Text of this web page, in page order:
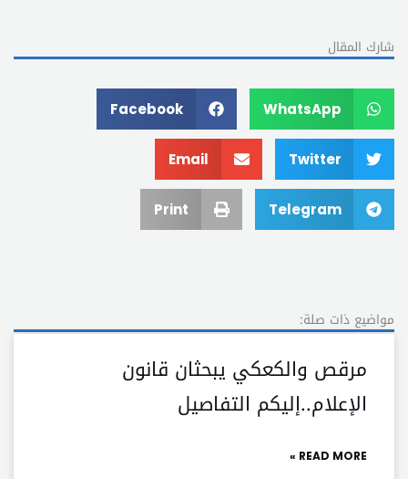
شارك المقال
WhatsApp
Facebook
Twitter
Email
Telegram
Print
مواضيع ذات صلة:
مرقص والكعكي يبحثان قانون
الإعلام..إليكم التفاصيل
READ MORE »